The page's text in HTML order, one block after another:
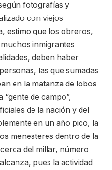
fotografías y
con viejos
estimo que los obreros,
inmigrantes
deben haber
las que sumadas
en la matanza de lobos
de campo”,
de la nación y del
en un año pico, la
menesteres dentro de la
del millar, número
pues la actividad